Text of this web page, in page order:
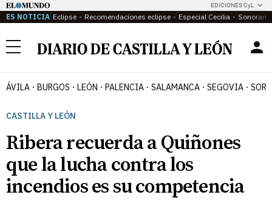
EDICIONES CyL
ES NOTICIA Eclipse Recomendaciones eclipse Especial Cecilia
Menú
ÁVILA BURGOS LEÓN PALENCIA SALAMANCA SEGOVIA
CASTILLA Y LEÓN
Ribera recuerda a Quiñones
que la lucha contra los
incendios es su competencia